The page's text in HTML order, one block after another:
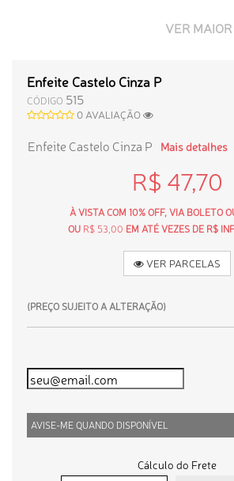
VER MAIOR
Enfeite Castelo Cinza P
CÓDIGO 515
0 AVALIAÇÃO
Enfeite Castelo Cinza P Mais detalhes
R$ 47,70
À VISTA COM 10% OFF, VIA BOLETO
OU R$ 53,00 EM ATÉ VEZES DE R$
VER PARCELAS
(PREÇO SUJEITO A ALTERAÇÃO)
AVISE-ME QUANDO DISPONÍVEL
Cálculo do Frete